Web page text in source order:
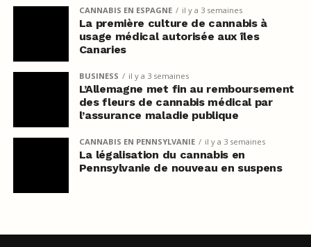
CANNABIS EN ESPAGNE il y a 3 semaines
La première culture de cannabis à
usage médical autorisée aux îles
Canaries
BUSINESS il y a 3 semaines
L’Allemagne met fin au remboursement
des fleurs de cannabis médical par
l’assurance maladie publique
CANNABIS EN PENNSYLVANIE il y a 3 semaines
La légalisation du cannabis en
Pennsylvanie de nouveau en suspens